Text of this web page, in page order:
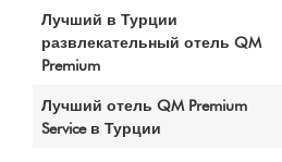
Basında Biz
Sponsorlar
QM Katalog
Ödül Töreni
Лучший в Турции
развлекательный отель QM
Premium
Лучший отель QM Premium
Service в Турции